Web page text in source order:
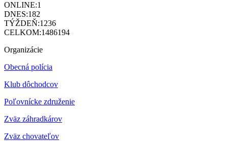
ONLINE:1
DNES:182
TÝŽDEŇ:1236
CELKOM:1486194
Organizácie
Obecná polícia
Klub dôchodcov
Poľovnícke združenie
Zväz záhradkárov
Zväz chovateľov